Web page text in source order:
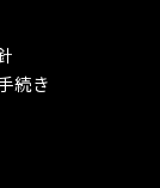
続き